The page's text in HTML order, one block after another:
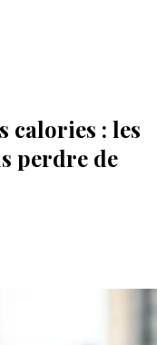
calories : les
perdre de